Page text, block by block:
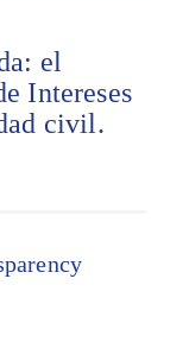
el
Intereses
civil.